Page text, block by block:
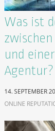
Was ist
und
Agentur?
14. SEPTEMBER
ONLINE